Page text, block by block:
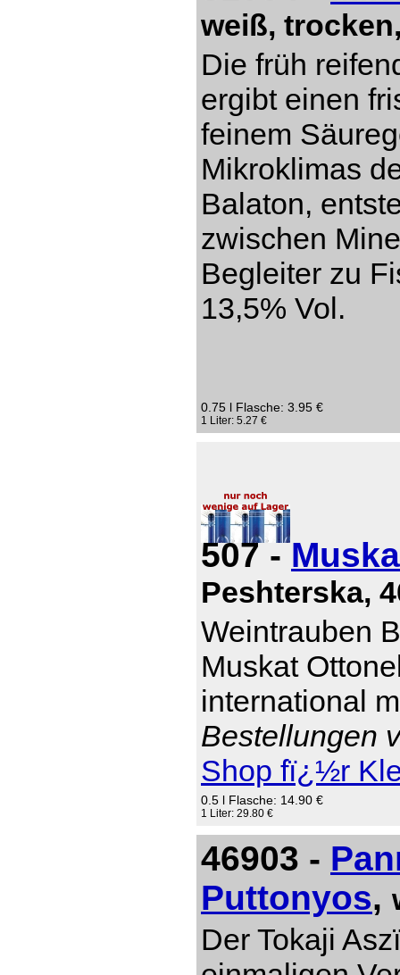
weiß,
Die früh
ergibt einen
feinem
Mikroklimas
Balaton,
zwischen
Begleiter zu
13,5% Vol.
0.75 l Flasche: 3.95 €
1 Liter: 5.27 €
507 -
Peshterska,
Weintrauben
Muskat
international
Bestellungen
Shop fï¿½r
0.5 l Flasche: 14.90 €
1 Liter: 29.80 €
46903 -
Puttonyos,
Der Tokaji